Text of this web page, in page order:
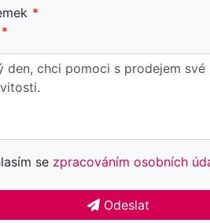
se zpracováním osobních
Odeslat